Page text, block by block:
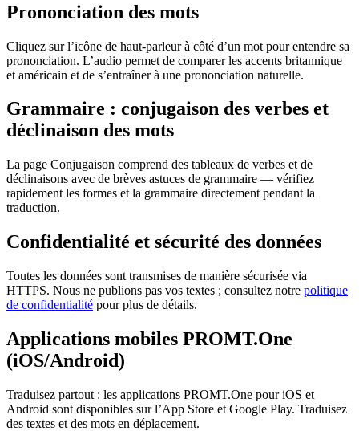
Prononciation des mots
Cliquez sur l’icône de haut-parleur à côté d’un mot pour entendre sa
prononciation. L’audio permet de comparer les accents britannique
et américain et de s’entraîner à une prononciation naturelle.
Grammaire : conjugaison des verbes et
déclinaison des mots
La page Conjugaison comprend des tableaux de verbes et de
déclinaisons avec de brèves astuces de grammaire — vérifiez
rapidement les formes et la grammaire directement pendant la
traduction.
Confidentialité et sécurité des données
Toutes les données sont transmises de manière sécurisée via
HTTPS. Nous ne publions pas vos textes ; consultez notre politique
de confidentialité pour plus de détails.
Applications mobiles PROMT.One
(iOS/Android)
Traduisez partout : les applications PROMT.One pour iOS et
Android sont disponibles sur l’App Store et Google Play. Traduisez
des textes et des mots en déplacement.